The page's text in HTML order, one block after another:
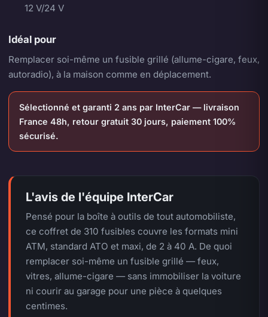
12 V/24 V
Idéal pour
Remplacer soi-même un fusible grillé (allume-cigare, feux,
autoradio), à la maison comme en déplacement.
Sélectionné et garanti 2 ans par InterCar — livraison
France 48h, retour gratuit 30 jours, paiement 100%
sécurisé.
L'avis de l'équipe InterCar
Pensé pour la boîte à outils de tout automobiliste,
ce coffret de 310 fusibles couvre les formats mini
ATM, standard ATO et maxi, de 2 à 40 A. De quoi
remplacer soi-même un fusible grillé — feux,
vitres, allume-cigare — sans immobiliser la voiture
ni courir au garage pour une pièce à quelques
centimes.